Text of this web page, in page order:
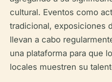
cultural. Eventos como
tradicional, exposiciones
llevan a cabo
una plataforma para que
locales muestren su